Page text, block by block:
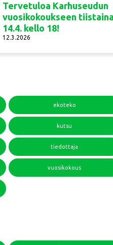
Tervetuloa Karhuseudun
vuosikokoukseen
14.4. kello 18!
12.3.2026
ekoteko
kutsu
tiedottaja
vuosikokous